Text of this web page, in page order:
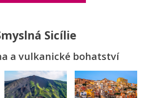
Sicílie
a vulkanické bohatství